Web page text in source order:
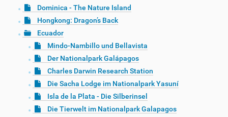
Dominica - The Nature Island
Hongkong: Dragon’s Back
Ecuador
Mindo-Nambillo und Bellavista
Der Nationalpark Galápagos
Charles Darwin Research Station
Die Sacha Lodge im Nationalpark Yasuní
Isla de la Plata - Die Silberinsel
Die Tierwelt im Nationalpark Galapagos